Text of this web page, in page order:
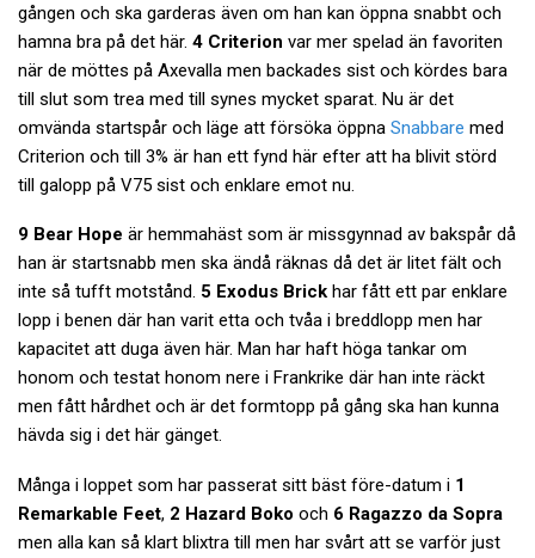
gången och ska garderas även om han kan öppna snabbt och
hamna bra på det här. 4 Criterion var mer spelad än favoriten
när de möttes på Axevalla men backades sist och kördes bara
till slut som trea med till synes mycket sparat. Nu är det
omvända startspår och läge att försöka öppna Snabbare med
Criterion och till 3% är han ett fynd här efter att ha blivit störd
till galopp på V75 sist och enklare emot nu.
9 Bear Hope är hemmahäst som är missgynnad av bakspår då
han är startsnabb men ska ändå räknas då det är litet fält och
inte så tufft motstånd. 5 Exodus Brick har fått ett par enklare
lopp i benen där han varit etta och tvåa i breddlopp men har
kapacitet att duga även här. Man har haft höga tankar om
honom och testat honom nere i Frankrike där han inte räckt
men fått hårdhet och är det formtopp på gång ska han kunna
hävda sig i det här gänget.
Många i loppet som har passerat sitt bäst före-datum i 1
Remarkable Feet, 2 Hazard Boko och 6 Ragazzo da Sopra
men alla kan så klart blixtra till men har svårt att se varför just